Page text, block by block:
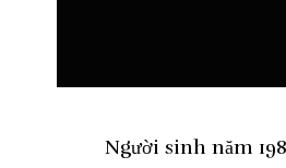
Người sinh năm